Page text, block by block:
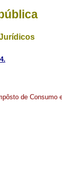
de Consumo